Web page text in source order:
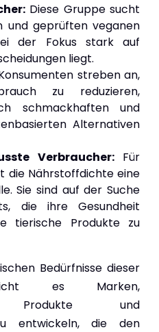
Diese Gruppe sucht
und geprüften veganen
der Fokus stark auf
liegt.
streben an,
zu reduzieren,
schmackhaften und
Alternativen
Verbraucher:Für
die Nährstoffdichte eine
Sie sind auf der Suche
die ihre Gesundheit
tierische Produkte zu
Bedürfnisse dieser
es Marken,
Produkte und
entwickeln, die den